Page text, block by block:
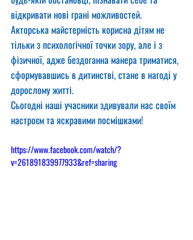
відкривати нові грані можливостей.
Акторська майстерність корисна дітям не
тільки з психологічної точки зору, але і з
фізичної, адже бездоганна манера триматися,
сформувавшись в дитинстві, стане в нагоді у
дорослому житті.
Сьогодні наші учасники здивували нас своїм
настроєм та яскравими посмішками!
https://www.facebook.com/watch/?
v=261891839977933&ref=sharing